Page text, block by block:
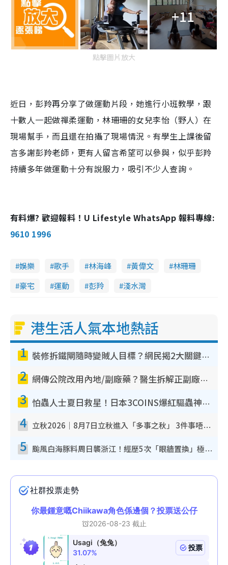
+11
點擊圖片放大
近日，彭羚再分享了做運動片段，她進行小班教學，跟
十數人一起做禪柔運動，林珊珊的女兒李怡（野人）在
現場幫手，而且還在拍攝了現場情況。有學生上課後留
言多謝彭羚老師，更有人留言希望可以參與，似乎彭羚
持續多年做運動十分有說服力，吸引不少人查詢。
有料爆? 歡迎報料！U Lifestyle WhatsApp 報料專線:
9610 1996
娛樂 歌手 林海峰 黃偉文
林珊珊
豪宅
運動 彭羚 淺水灣
港生活人氣本地熱話
1 裝修拆鐵閘隨時變賊人目標？網民揭2大關鍵用途：裝新式等於白裝？附新舊鐵閘分別
2 網傳公院改用內地/副廠藥？醫生拆解正副廠分別 揭4類人換藥隨時出事
3 怕蟲人士夏日救星！日本3COINS爆紅驅蟲神器$45起 1招「全程免觸碰」輕鬆搞定小強
4 立秋2026｜8月7日立秋進入「多事之秋」 3件事唔做得！專家教6招開運 清枱頭／銀包納氣接好運
5 颱風白海豚料周日襲浙江！經歷5次「眼牆置換」極罕見 成登陸內地最長途颱風